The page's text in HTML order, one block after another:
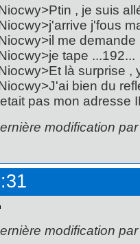
, je suis
j'fous
me demande
tape ...192...
là surprise ,
bien du
pas mon adresse
modification
modification